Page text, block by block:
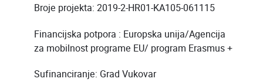
Broje projekta: 2019-2-HR01-KA105-061115
Financijska potpora : Europska unija/Agencija
za mobilnost programe EU/ program Erasmus +
Sufinanciranje: Grad Vukovar